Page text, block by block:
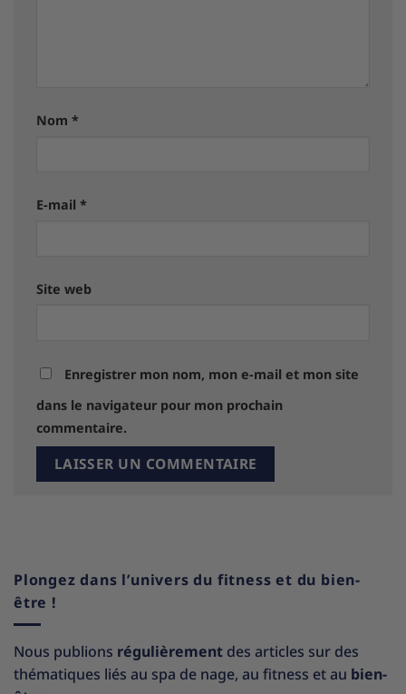
Nom *
E-mail *
Site web
Enregistrer mon nom, mon e-mail et mon site
dans le navigateur pour mon prochain
commentaire.
Plongez dans l’univers du fitness et du bien-
être !
Nous publions régulièrement des articles sur des
thématiques liés au spa de nage, au fitness et au bien-